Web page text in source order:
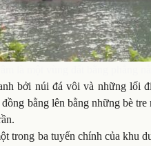
bởi núi đá vôi và những lối
bằng lên bằng những bè
trong ba tuyến chính của khu